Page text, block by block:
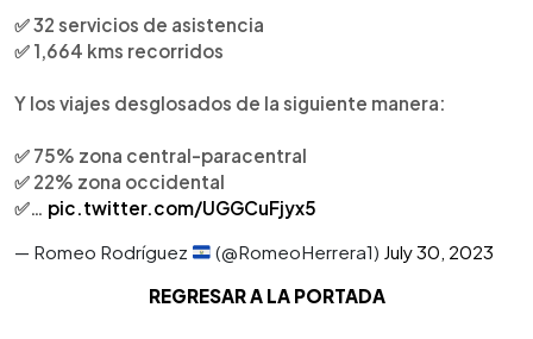
✅ 32 servicios de asistencia
✅ 1,664 kms recorridos
Y los viajes desglosados de la siguiente manera:
✅ 75% zona central-paracentral
✅ 22% zona occidental
✅… pic.twitter.com/UGGCuFjyx5
— Romeo Rodríguez
(@RomeoHerrera1) July 30, 2023
REGRESAR A LA PORTADA